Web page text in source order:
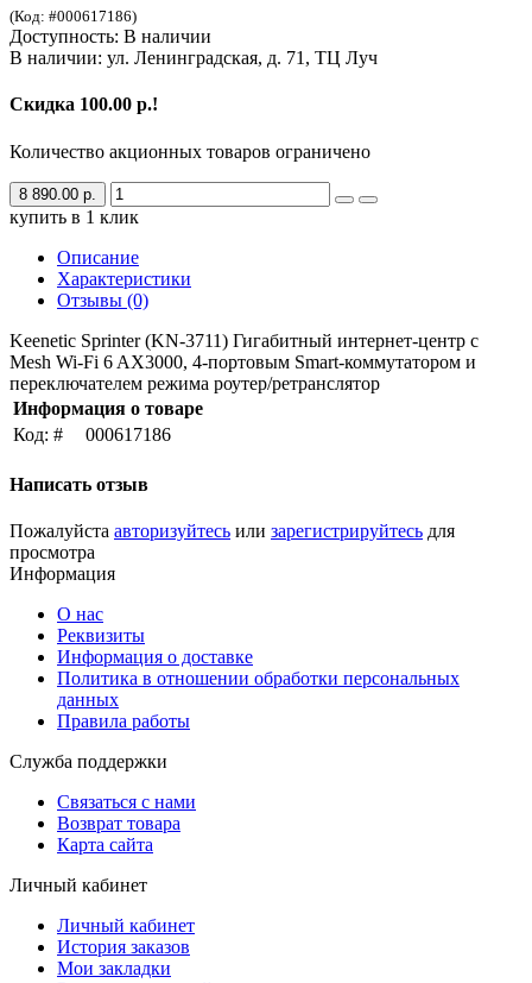
(Код: #000617186)
Доступность: В наличии
В наличии: ул. Ленинградская, д. 71, ТЦ Луч
Скидка 100.00 р.!
Количество акционных товаров ограничено
8 890.00 р.
купить в 1 клик
Описание
Характеристики
Отзывы (0)
Keenetic Sprinter (KN-3711) Гигабитный интернет-центр с
Mesh Wi-Fi 6 AX3000, 4-портовым Smart-коммутатором и
переключателем режима роутер/ретранслятор
Информация о товаре
Код: #
000617186
Написать отзыв
Пожалуйста авторизуйтесь или зарегистрируйтесь для
просмотра
Информация
О нас
Реквизиты
Информация о доставке
Политика в отношении обработки персональных
данных
Правила работы
Служба поддержки
Связаться с нами
Возврат товара
Карта сайта
Личный кабинет
Личный кабинет
История заказов
Мои закладки